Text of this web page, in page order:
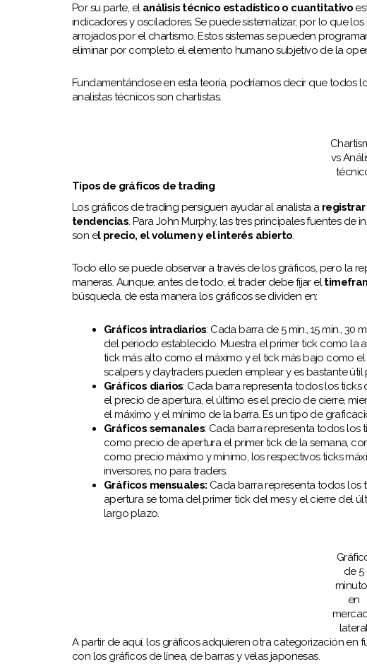
Por su parte, el análisis técnico estadístico o cuantitativo
indicadores y osciladores. Se puede sistematizar, por lo que
arrojados por el chartismo. Estos sistemas se pueden
eliminar por completo el elemento humano subjetivo de la
Fundamentándose en esta teoría, podríamos decir que todos
analistas técnicos son chartistas.
vs
Tipos de gráficos de trading
Los gráficos de trading persiguen ayudar al analista a
tendencias. Para John Murphy, las tres principales fuentes
son el precio, el volumen y el interés abierto.
Todo ello se puede observar a través de los gráficos, pero la
maneras. Aunque, antes de todo, el trader debe fijar el
búsqueda, de esta manera los gráficos se dividen en:
Gráficos intradiarios: Cada barra de 5 min., 15 min.,
del periodo establecido. Muestra el primer tick como la
tick más alto como el máximo y el tick más bajo como
scalpers y daytraders pueden emplear y es bastante útil
Gráficos diarios: Cada barra representa todos los
el precio de apertura, el último es el precio de cierre,
el máximo y el mínimo de la barra. Es un tipo de
Gráficos semanales: Cada barra representa todos los
como precio de apertura el primer tick de la semana,
como precio máximo y mínimo, los respectivos ticks
inversores, no para traders.
Gráficos mensuales: Cada barra representa todos los
apertura se toma del primer tick del mes y el cierre del
largo plazo.
de 5
en
A partir de aquí, los gráficos adquieren otra categorización en
con los gráficos de línea, de barras y velas japonesas.